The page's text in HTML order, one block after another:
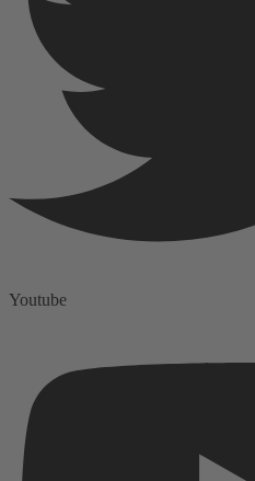
Youtube